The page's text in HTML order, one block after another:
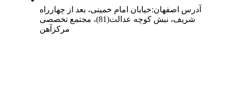
آدرس اصفهان:خیابان امام خمینی، بعد از چهارراه
شریف، نبش کوچه عدالت(81)، مجتمع تخصصی
مرکزآهن